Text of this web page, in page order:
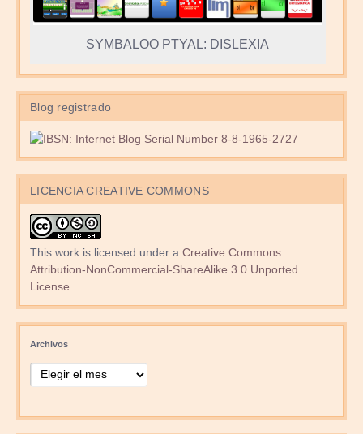
SYMBALOO PTYAL: DISLEXIA
Blog registrado
LICENCIA CREATIVE COMMONS
This work is licensed under a Creative Commons
Attribution-NonCommercial-ShareAlike 3.0 Unported
License
Archivos